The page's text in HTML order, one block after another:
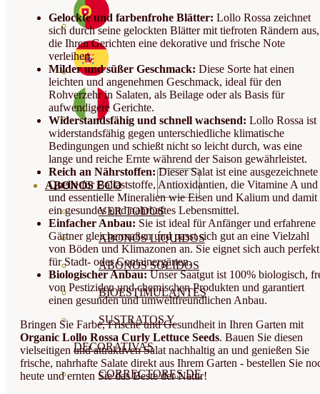
ABONOS ECO
VER TODOS
ABONOS LÍQUIDOS
ABONOS SOLIDOS
BIOESTIMULANTES
SUSTRATOS Y
DECORATIVAS
CORRECTORES DE
Gelockte und farbenfrohe Blätter: Lollo Rossa zeichnet
sich durch seine gelockten Blätter mit tiefroten Rändern aus,
die Ihren Gerichten eine dekorative und frische Note
verleihen.
Milder und süßer Geschmack: Diese Sorte hat einen
leichten und angenehmen Geschmack, ideal für den
Rohverzehr in Salaten, als Beilage oder als Basis für
aufwendigere Gerichte.
Widerstandsfähig und schnell wachsend: Lollo Rossa ist
widerstandsfähig gegen unterschiedliche klimatische
Bedingungen und schießt nicht so leicht durch, was eine
lange und reiche Ernte während der Saison gewährleistet.
Reich an Nährstoffen:Dieser Salat ist eine ausgezeichnete
Quelle für Ballaststoffe, Antioxidantien, die Vitamine A
und essentielle Mineralien wie Eisen und Kalium und damit
ein gesundes und nahrhaftes Lebensmittel.
Einfacher Anbau: Sie ist ideal für Anfänger und erfahrene
Gärtner gleichermaßen und passt sich gut an eine Vielzahl
von Böden und Klimazonen an. Sie eignet sich auch perfekt
für Stadt- oder Containergärten.
Biologischer Anbau:Unser Saatgut ist 100% biologisch,
von Pestiziden und chemischen Produkten und garantiert
einen gesunden und umweltfreundlichen Anbau.
Bringen Sie Farbe, Frische und Gesundheit in Ihren Garten mit
Organic Lollo Rossa Curly Lettuce Seeds. Bauen Sie diesen
vielseitigen und attraktiven Salat nachhaltig an und genießen Sie
frische, nahrhafte Salate direkt aus Ihrem Garten - bestellen Sie
heute und ernten Sie das Beste der Natur!